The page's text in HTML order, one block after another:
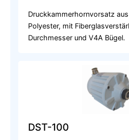
Druckkammerhornvorsatz
Polyester, mit
Durchmesser und V4A Bügel.
DST-100